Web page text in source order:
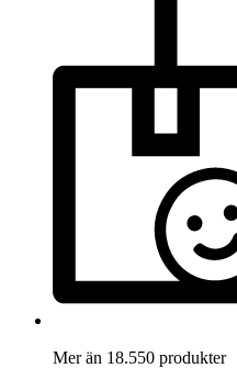
Mer än 18.550 produkter